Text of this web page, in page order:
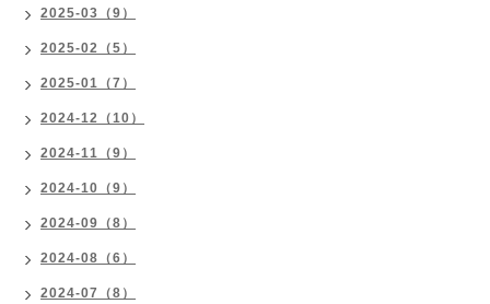
2025-03（9）
2025-02（5）
2025-01（7）
2024-12（10）
2024-11（9）
2024-10（9）
2024-09（8）
2024-08（6）
2024-07（8）